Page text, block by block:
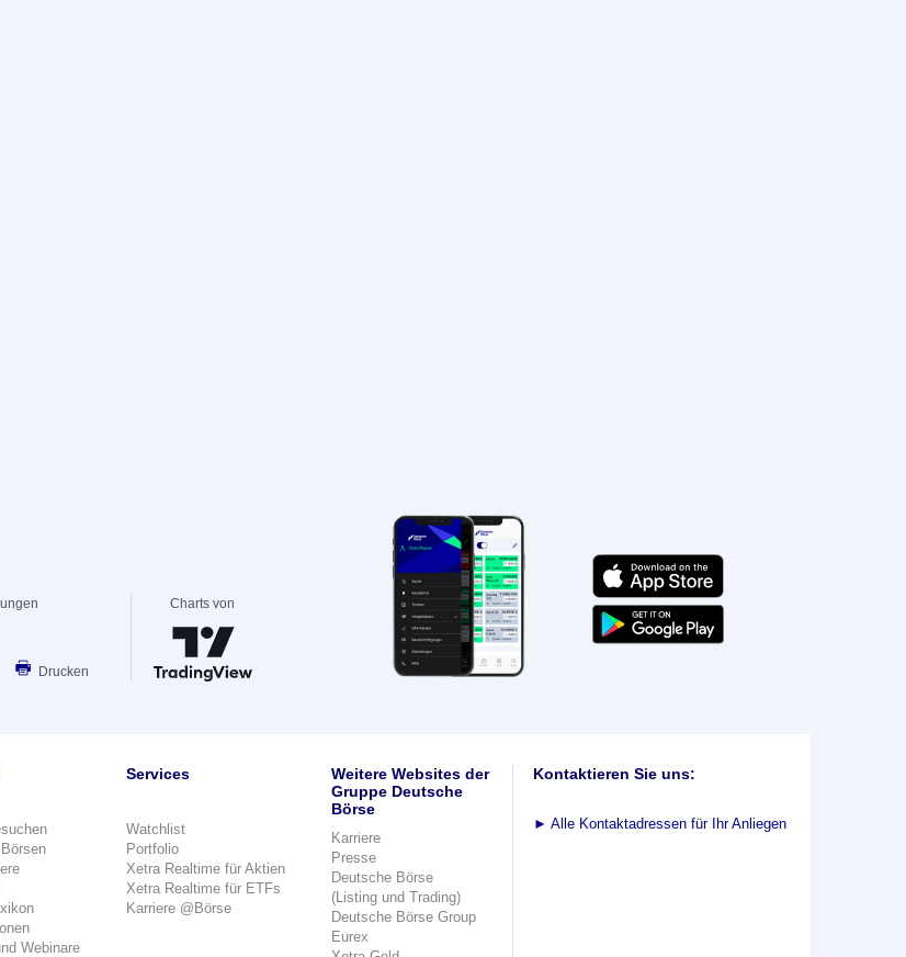
Drucken
Charts von
Webinare
Services
Watchlist
Portfolio
Xetra Realtime für Aktien
Xetra Realtime für ETFs
Karriere @Börse
Weitere Websites der
Gruppe Deutsche
Börse
Karriere
Presse
Deutsche Börse
(Listing und Trading)
Deutsche Börse Group
Eurex
Kontaktieren Sie uns:
► Alle Kontaktadressen für Ihr Anliegen